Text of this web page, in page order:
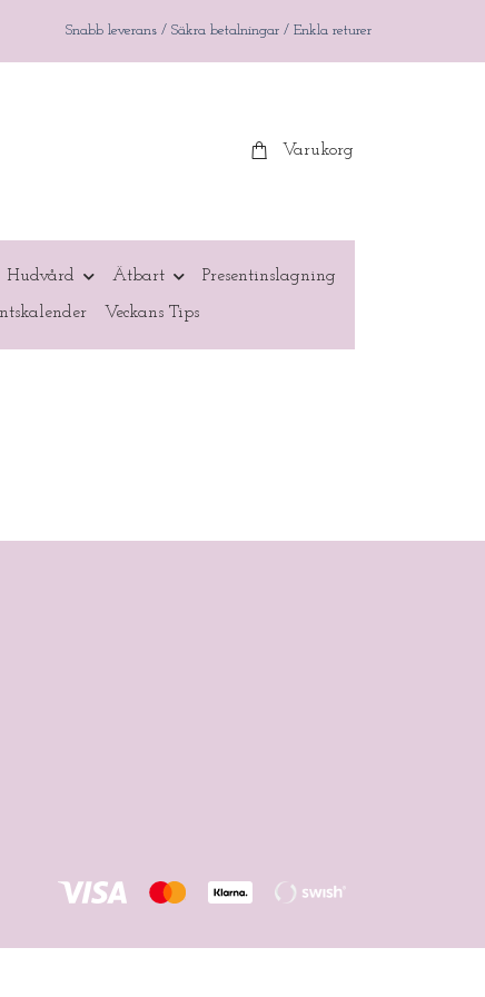
Snabb leverans / Säkra betalningar / Enkla returer
Varukorg
Hudvård Ätbart Presentinslagning
Veckans Tips